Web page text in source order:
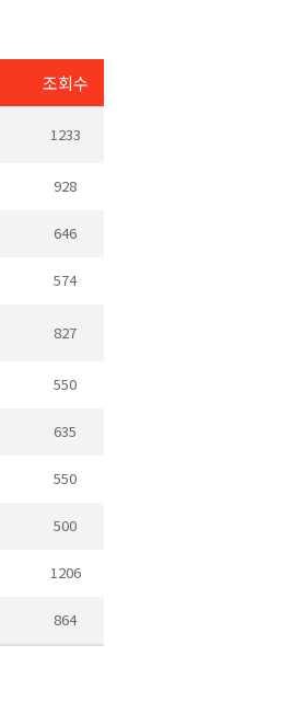
조회수
1233
928
646
574
827
550
635
550
500
1206
864